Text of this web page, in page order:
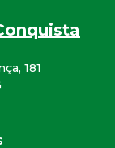
181